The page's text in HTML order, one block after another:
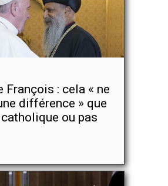
François : cela « ne
différence » que
catholique ou pas